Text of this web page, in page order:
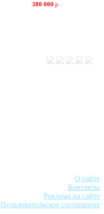
380 000 р.
О сайте
Контакты
Реклама на сайте
Пользовательское соглашение